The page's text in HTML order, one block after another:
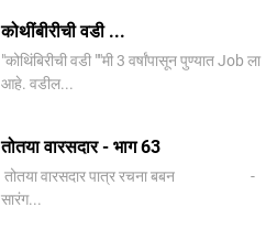
कोथींबीरीची वडी ...
"कोथिंबिरीची वडी ""मी 3 वर्षांपासून पुण्यात Job ला
आहे. वडील...
तोतया वारसदार - भाग 63
तोतया वारसदार पात्र रचना बबन -
सारंग...